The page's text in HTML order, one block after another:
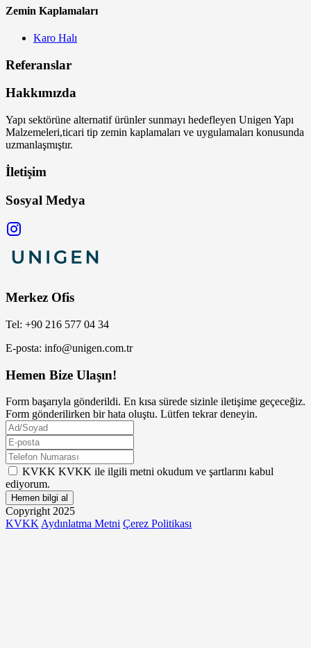
Zemin Kaplamaları
Karo Halı
Referanslar
Hakkımızda
Yapı sektörüne alternatif ürünler sunmayı hedefleyen Unigen Yapı
Malzemeleri,ticari tip zemin kaplamaları ve uygulamaları konusunda
uzmanlaşmıştır.
İletişim
Sosyal Medya
Merkez Ofis
Tel: +90 216 577 04 34
E-posta: info@unigen.com.tr
Hemen Bize Ulaşın!
Form başarıyla gönderildi. En kısa sürede sizinle iletişime geçeceğiz.
Form gönderilirken bir hata oluştu. Lütfen tekrar deneyin.
KVKK KVKK ile ilgili metni okudum ve şartlarını kabul
ediyorum.
Hemen bilgi al
Copyright 2025
KVKK Aydınlatma Metni Çerez Politikası